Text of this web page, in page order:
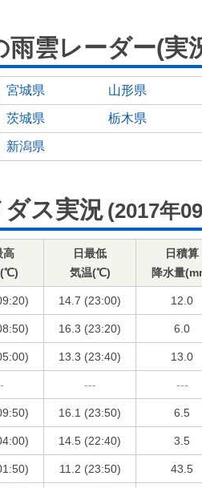
雨雲レーダー(実
宮城県 山形県
茨城県 栃木県
新潟県
ス実況 (2017年
高
(℃)
日最低
気温(℃)
日積算
降水量
14.7 (23:00) 12.0
16.3 (23:20) 6.0
13.3 (23:40) 13.0
--- ---
16.1 (23:50) 6.5
14.5 (22:40) 3.5
11.2 (23:50) 43.5